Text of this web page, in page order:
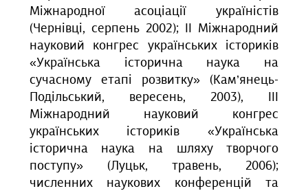
Міжнародної асоціації україністів
(Чернівці, серпень 2002); ІІ Міжнародний
науковий конгрес українських істориків
«Українська історична наука на
сучасному етапі розвитку» (Кам’янець-
Подільський, вересень, 2003), ІІІ
Міжнародний науковий конгрес
українських істориків «Українська
історична наука на шляху творчого
поступу» (Луцьк, травень, 2006);
численних наукових конференцій та